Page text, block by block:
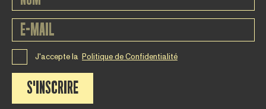
J'accepte la Politique de Confidentialité
S'INSCRIRE